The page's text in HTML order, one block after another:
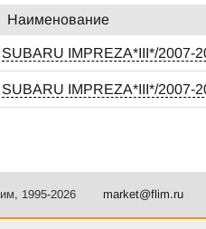
Наименование
SUBARU IMPREZA*III*/2007-
SUBARU IMPREZA*III*/
1995-2026 market@flim.ru